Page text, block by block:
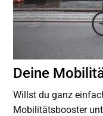
Deine
Willst du ganz
Mobilitätsbooster